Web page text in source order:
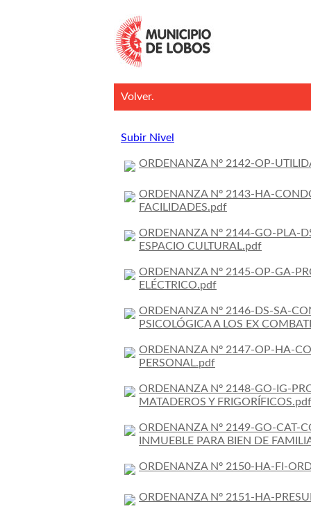
Volver.
Subir Nivel
ORDENANZA Nº 2142-OP-
ORDENANZA Nº 2143-HA-
FACILIDADES.pdf
ORDENANZA Nº 2144-GO-PLA-
ESPACIO CULTURAL.pdf
ORDENANZA Nº 2145-OP-GA-
ELÉCTRICO.pdf
ORDENANZA Nº 2146-DS-SA-
PSICOLÓGICA A LOS EX
ORDENANZA Nº 2147-OP-HA-
PERSONAL.pdf
ORDENANZA Nº 2148-GO-IG-
MATADEROS Y FRIGORÍFICOS.pdf
ORDENANZA Nº 2149-GO-CAT-
INMUEBLE PARA BIEN DE
ORDENANZA Nº 2150-HA-FI-
ORDENANZA Nº 2151-HA-